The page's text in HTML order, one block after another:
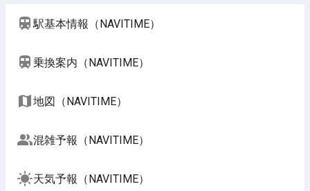
駅基本情報（NAVITIME）
乗換案内（NAVITIME）
地図（NAVITIME）
混雑予報（NAVITIME）
天気予報（NAVITIME）